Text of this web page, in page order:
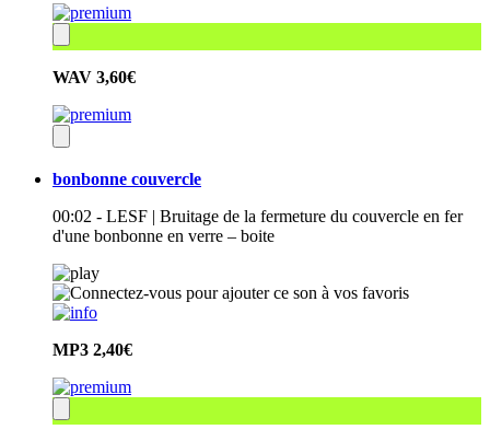
WAV 3,60€
bonbonne couvercle
00:02 - LESF | Bruitage de la fermeture du couvercle en fer
d'une bonbonne en verre – boite
MP3 2,40€